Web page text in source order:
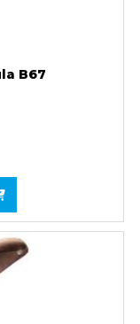
B67